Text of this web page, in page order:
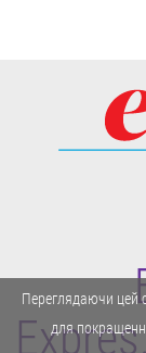
Переглядаючи цей
для